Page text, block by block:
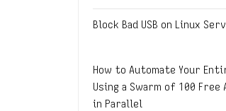
Block Bad USB on Linux
How to Automate Your
Using a Swarm of 100 Free
in Parallel